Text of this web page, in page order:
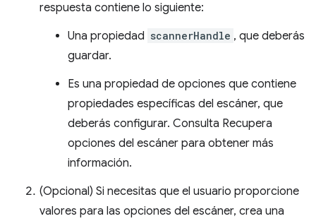
respuesta contiene lo siguiente:
Una propiedad scannerHandle , que deberás
guardar.
Es una propiedad de opciones que contiene
propiedades específicas del escáner, que
deberás configurar. Consulta Recupera
opciones del escáner para obtener más
información.
(Opcional) Si necesitas que el usuario proporcione
valores para las opciones del escáner, crea una